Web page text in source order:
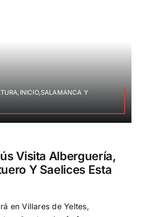
Y
Visita Alberguería,
Y Saelices Esta
en Villares de Yeltes,